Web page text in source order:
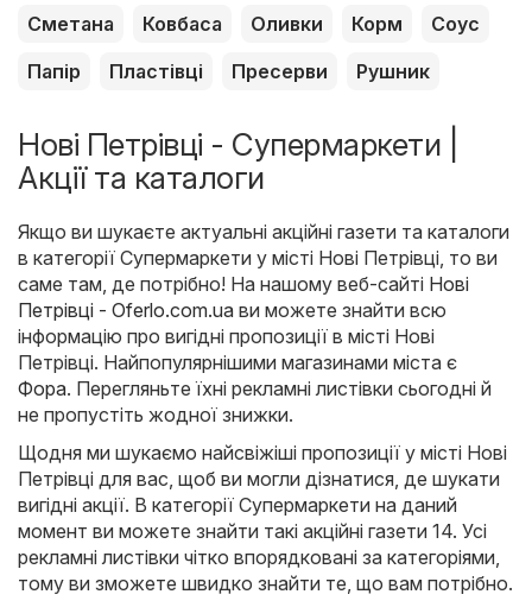
Сметана
Ковбаса Оливки Корм
Соус
Папір
Пластівці Пресерви Рушник
Нові Петрівці - Супермаркети |
Акції та каталоги
Якщо ви шукаєте актуальні акційні газети та каталоги
в категорії Супермаркети у місті Нові Петрівці, то ви
саме там, де потрібно! На нашому веб-сайті Нові
Петрівці - Oferlo.com.ua ви можете знайти всю
інформацію про вигідні пропозиції в місті Нові
Петрівці. Найпопулярнішими магазинами міста є
Фора. Перегляньте їхні рекламні листівки сьогодні й
не пропустіть жодної знижки.
Щодня ми шукаємо найсвіжіші пропозиції у місті Нові
Петрівці для вас, щоб ви могли дізнатися, де шукати
вигідні акції. В категорії Супермаркети на даний
момент ви можете знайти такі акційні газети 14. Усі
рекламні листівки чітко впорядковані за категоріями,
тому ви зможете швидко знайти те, що вам потрібно.